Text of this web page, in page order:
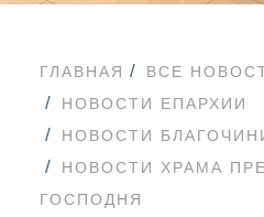
ГЛАВНАЯ
ВСЕ
НОВОСТИ ЕПАРХИИ
НОВОСТИ
НОВОСТИ ХРАМА
ГОСПОДНЯ